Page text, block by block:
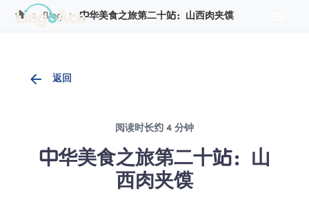
Blog 中华美食之旅第二十站：山西肉夹馍
返回
阅读时长约 4 分钟
中华美食之旅第二十站：山
西肉夹馍
Cookie管理